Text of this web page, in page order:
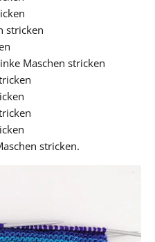
stricken
Maschen stricken
stricken.